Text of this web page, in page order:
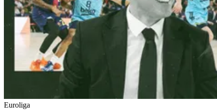
Euroliga